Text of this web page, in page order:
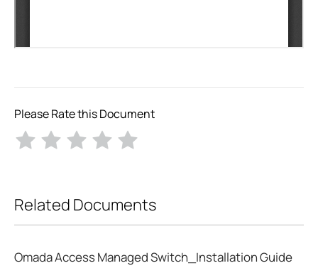
Please Rate this Document
Related Documents
Omada Access Managed Switch_Installation Guide